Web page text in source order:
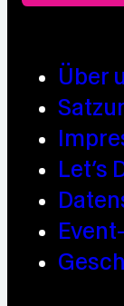
Über
Let’s